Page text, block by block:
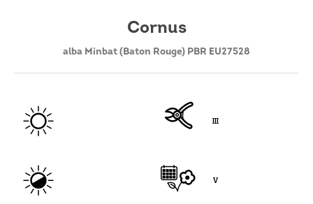
Cornus
alba Minbat (Baton Rouge) PBR EU27528
III
V